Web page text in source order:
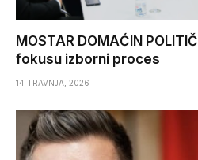
MOSTAR DOMAĆIN
fokusu izborni proces
14 TRAVNJA, 2026